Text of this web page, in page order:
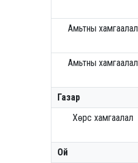
Амьтны хамгаалал
Амьтны хамгаалал
Газар
Хөрс хамгаалал
Ой